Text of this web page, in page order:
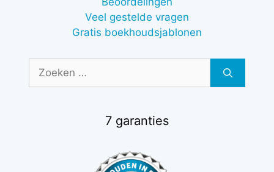
Veel gestelde vragen
Gratis boekhoudsjablonen
Zoek
7 garanties